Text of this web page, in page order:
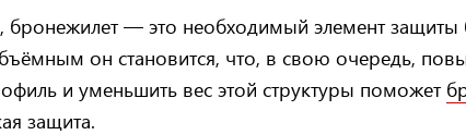
бронежилет — это необходимый элемент
он становится, что, в свою очередь,
и уменьшить вес этой структуры поможет
защита.